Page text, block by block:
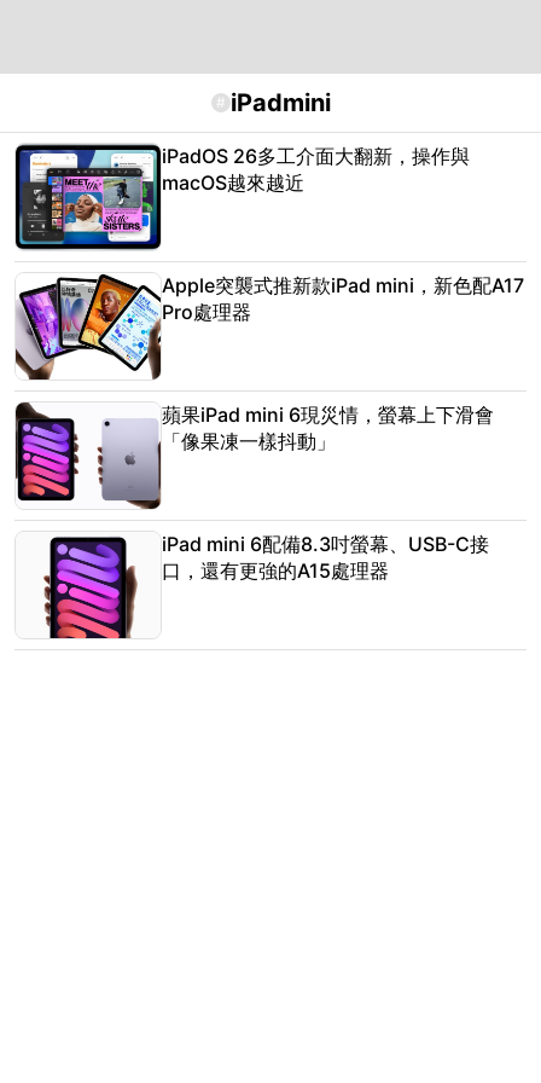
# iPadmini
iPadOS 26多工介面大翻新，操作與
macOS越來越近
Apple突襲式推新款iPad mini，新色配A17
Pro處理器
蘋果iPad mini 6現災情，螢幕上下滑會
「像果凍一樣抖動」
iPad mini 6配備8.3吋螢幕、USB-C接
口，還有更強的A15處理器